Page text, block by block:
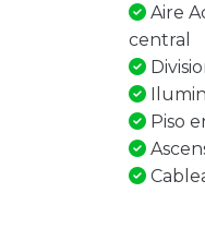
Aire
central
Piso